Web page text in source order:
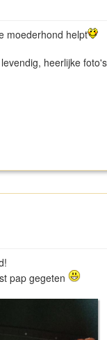
moederhond helpt
heerlijke foto's
pap gegeten